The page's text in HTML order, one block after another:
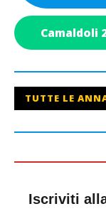
Camaldoli
TUTTE LE
Iscriviti